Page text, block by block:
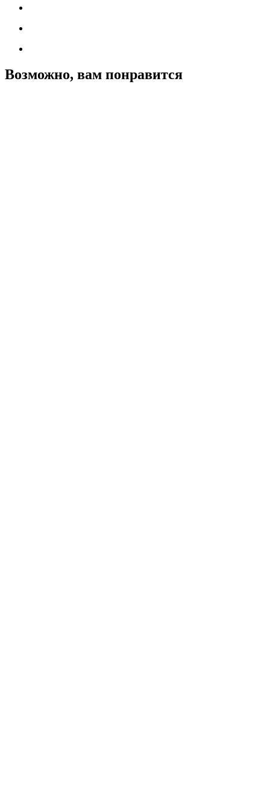
Возможно, вам понравится